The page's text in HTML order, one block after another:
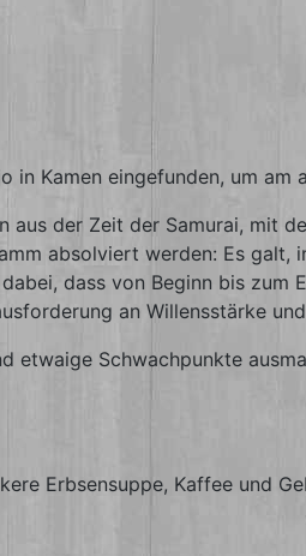
Kamen eingefunden, um
aus der Zeit der Samurai, mit
absolviert werden: Es galt,
dass von Beginn bis
an Willensstärke
etwaige Schwachpunkte
Erbsensuppe, Kaffee und